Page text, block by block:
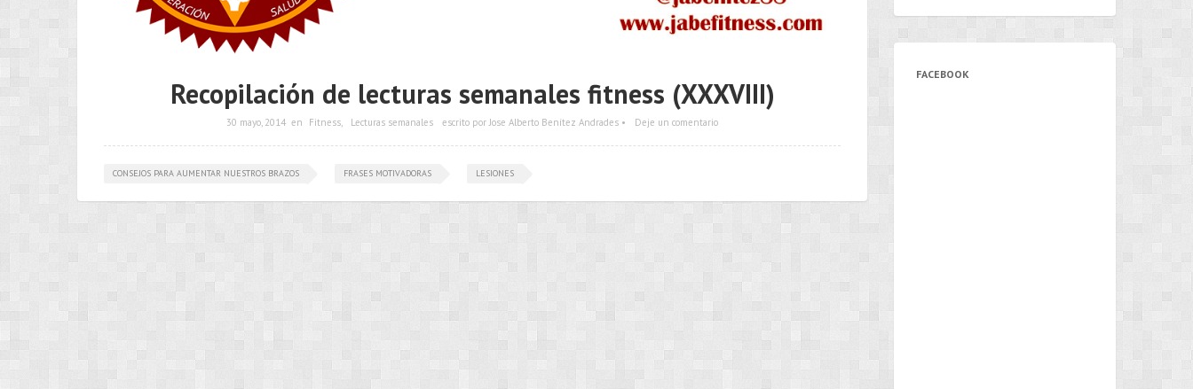
Recopilación de lecturas semanales fitness (XXXVIII)
30 mayo, 2014 en Fitness, Lecturas semanales escrito por Jose Alberto Benítez Andrades • Deje un comentario
CONSEJOS PARA AUMENTAR NUESTROS BRAZOS FRASES MOTIVADORAS LESIONES
FACEBOOK